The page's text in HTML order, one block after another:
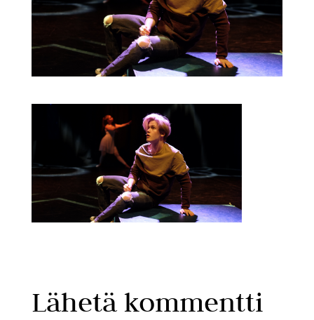
Lähetä kommentti